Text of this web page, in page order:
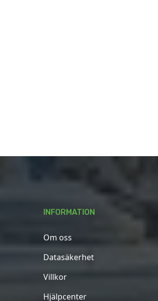
INFORMATION
Om oss
Datasäkerhet
Villkor
Hjälpcenter